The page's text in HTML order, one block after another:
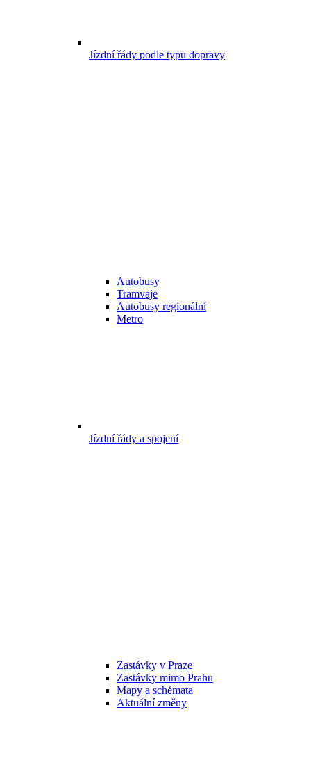
Jízdní řády podle typu dopravy
Autobusy
Tramvaje
Autobusy regionální
Metro
Jízdní řády a spojení
Zastávky v Praze
Zastávky mimo Prahu
Mapy a schémata
Aktuální změny